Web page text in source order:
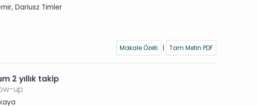
Dariusz Timler
Makale Özeti
| Tam Metin PDF
2 yıllık takip
up